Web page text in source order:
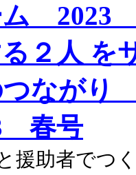
ム 2023
２人 を
つなが
春号
援助者でつ